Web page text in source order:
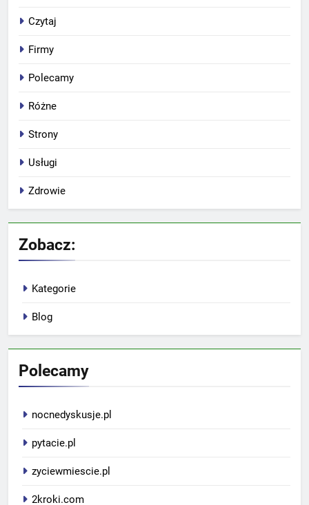
Czytaj
Firmy
Polecamy
Różne
Strony
Usługi
Zdrowie
Zobacz:
Kategorie
Blog
Polecamy
nocnedyskusje.pl
pytacie.pl
zyciewmiescie.pl
2kroki.com